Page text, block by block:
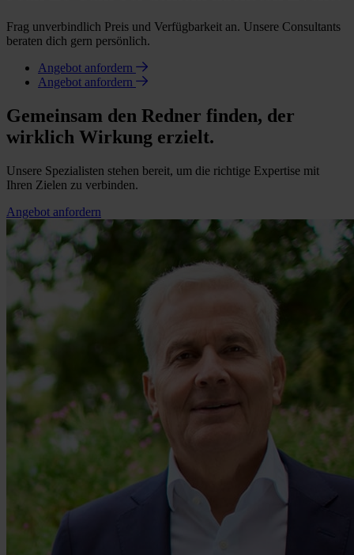
Frag unverbindlich Preis und Verfügbarkeit an. Unsere Consultants
beraten dich gern persönlich.
Angebot anfordern
Angebot anfordern
Gemeinsam den Redner finden, der
wirklich Wirkung erzielt.
Unsere Spezialisten stehen bereit, um die richtige Expertise mit
Ihren Zielen zu verbinden.
Angebot anfordern